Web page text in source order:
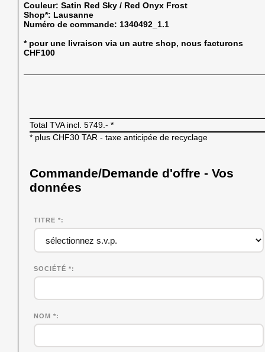
Couleur:Satin Red Sky / Red Onyx Frost
Shop*: Lausanne
Numéro de commande: 1340492_1.1
* pour une livraison via un autre shop, nous facturons
CHF100
Total TVA incl.5749.- *
* plus CHF30 TAR - taxe anticipée de recyclage
Commande/Demande d'offre - Vos
données
TITRE *
SOCIÉTÉ*
NOM*